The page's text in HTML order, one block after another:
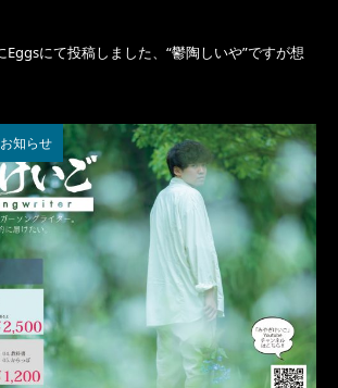
Eggsにて投稿しました、“鬱陶しいや”ですが想
お知らせ